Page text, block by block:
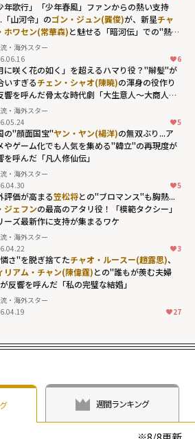
年歌行」「少年春風」ファンからの熱い支持
「山河令」のゴン・ジュン(龔俊)が、新星チャ
ホワセン(常華森)と魅せる「暗河伝」での"熱き
・海外スター
6
に咲く花の如く」を超えるハマり役？"辮髪"が
いすぎるチェン・シャオ(陳暁)の渾身の役作り
響を呼んだ骨太な時代劇「大生意人～大商人へ
～」
・海外スター
5
の"顔面国宝"ヤン・ヤン(楊洋)の無双ぶり...ア
やゲーム化でも人気を集める"韓立"の再現度が
を呼んだ「凡人修仙伝」
・海外スター
5
評価が高まる笠松将との"ブロマンス"も胸熱...
ジェフンの最高のアタリ役！「模範タクシー」
ーズ最新作に支持が集まるワケ
・海外スター
3
さ"を脱ぎ捨てたチャオ・ルースー(趙露思)、
リアム・チャン(陳偉霆)との"誰もが羨む夫婦
反響を呼んだ「私の完璧な結婚」
・海外スター
27
週間ランキング